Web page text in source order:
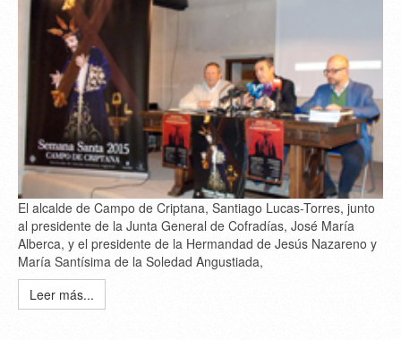
El alcalde de Campo de Criptana, Santiago Lucas-Torres, junto
al presidente de la Junta General de Cofradías, José María
Alberca, y el presidente de la Hermandad de Jesús Nazareno y
María Santísima de la Soledad Angustiada,
Leer más...